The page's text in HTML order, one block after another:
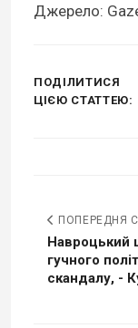
Джерело:
ПОДІЛИТИСЯ
ЦІЄЮ СТАТТЕЮ:
ПОПЕРЕДНЯ
Навроцький
гучного
скандалу, -